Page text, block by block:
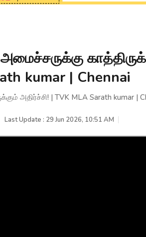
kumar | Chennai
அதிர்ச்சி! | TVK MLA Sarath kumar |
Last Update : 29 Jun 2026, 10:51 AM